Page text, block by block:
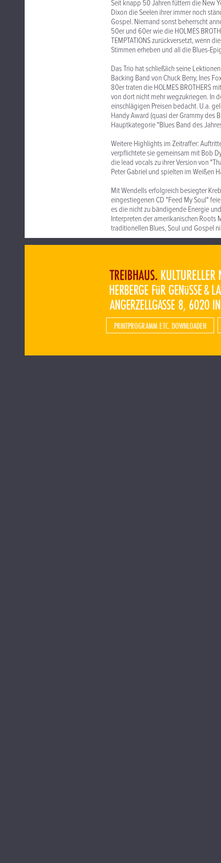
Seit knapp 50 Jahren füttern die New
Dixon die Seelen ihrer immer noch
Gospel. Niemand sonst beherrscht
50er und 60er wie die HOLMES
TEMPTATIONS zurückversetzt, wenn
Stimmen erheben und all die Blues-
Das Trio hat schließlich seine
Backing Band von Chuck Berry, Ines
80er traten die HOLMES BROTHERS
von dort nicht mehr wegzukriegen. In
einschlägigen Preisen bedacht. U.a.
Handy Award (quasi der Grammy des
Hauptkategorie "Blues Band des
Weitere Highlights im Zeitraffer:
verpflichtete sie gemeinsam mit Bob
die lead vocals zu ihrer Version von
Peter Gabriel und spielten im Weißen
Mit Wendells erfolgreich besiegter
eingestiegenen CD "Feed My Soul"
es die nicht zu bändigende Energie
Interpreten der amerikanischen Roots
traditionellen Blues, Soul und Gospel
PRINTPROGRAMM ETC. DOWNLOADEN